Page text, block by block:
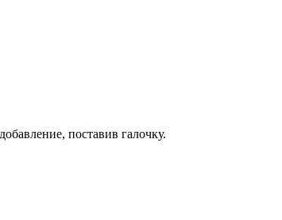
поставив галочку.